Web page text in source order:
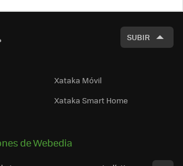
SUBIR
Xataka Móvil
Xataka Smart Home
de Webedia